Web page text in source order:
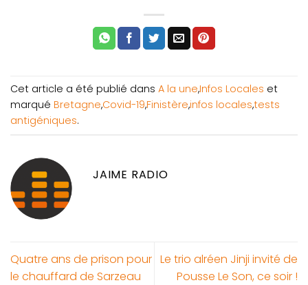
Cet article a été publié dans A la une,Infos Locales et
marqué Bretagne,Covid-19,Finistère,infos locales,tests
antigéniques.
JAIME RADIO
Quatre ans de prison pour
le chauffard de Sarzeau
Le trio alréen Jinji invité de
Pousse Le Son, ce soir !